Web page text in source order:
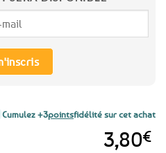
3,80€
Cumulez +3pointsfidélité sur cet achat